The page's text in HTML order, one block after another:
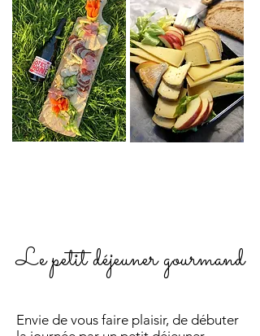
Le petit déjeuner gourmand
Envie de vous faire plaisir, de débuter